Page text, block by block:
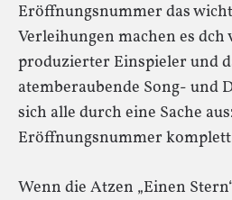
Eröffnungsnummer das
Verleihungen machen es
produzierter Einspieler und
atemberaubende Song- und
sich alle durch eine Sache
Eröffnungsnummer
Wenn die Atzen „Einen